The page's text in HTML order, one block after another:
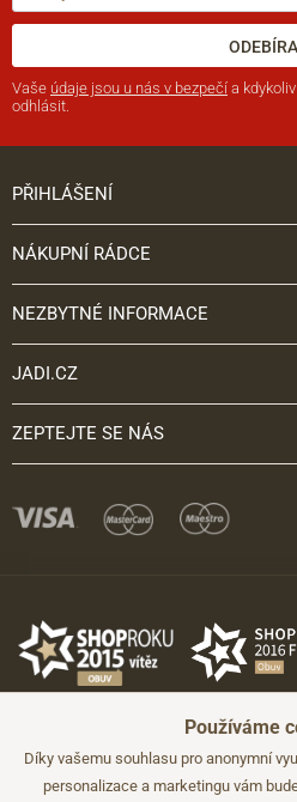
Vaše údaje jsou u nás v bezpečí a
odhlásit.
PŘIHLÁŠENÍ
NÁKUPNÍ RÁDCE
NEZBYTNÉ INFORMACE
JADI.CZ
ZEPTEJTE SE NÁS
Používáme
Díky vašemu souhlasu pro anonymní
personalizace a marketingu vám